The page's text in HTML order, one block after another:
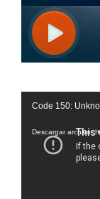
Reproductor
vídeo
Code 150:
Descargar archivo: